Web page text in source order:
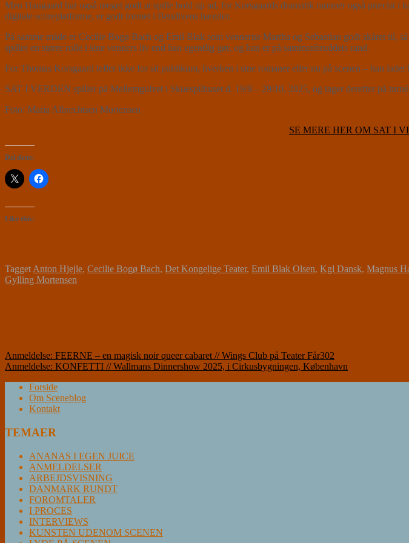
Men Haugaard har også meget godt at spille bold op ad, for Korsgaards dramatik rammer også præcist
digitale scoreplatforme, er godt formet i Bendixens hænder.
På samme måde er Cecilie Bogø Bach og Emil Blak som vennerne Martha og Sebastian godt skåret til,
spiller en større rolle i sine venners liv end han egentlig gør, og han er på sammenbruddets rand.
For Thomas Korsgaard lefler ikke for sit publikum, hverken i sine romaner eller nu på scenen – han
SAT I VERDEN spiller på Mellemgulvet i Skuespilhuset d. 19/9 – 29/10, 2025, og tager derefter på
Foto: Maria Albrechtsen Mortensen
SE MERE HER OM SAT I
Del dette:
Like this:
Tagget Anton Hjejle, Cecilie Bogø Bach, Det Kongelige Teater, Emil Blak Olsen, Kgl Dansk, Magnus
Gylling Mortensen
Indlægsnavigation
Anmeldelse: FEERNE – en magisk noir queer cabaret // Wings Club på Teater Får302
Anmeldelse: KONFETTI // Wallmans Dinnershow 2025, i Cirkusbygningen, København
Forside
Om Sceneblog
Kontakt
TEMAER
ANANAS I EGEN JUICE
ANMELDELSER
ARBEJDSVISNING
DANMARK RUNDT
FOROMTALER
I PROCES
INTERVIEWS
KUNSTEN UDENOM SCENEN